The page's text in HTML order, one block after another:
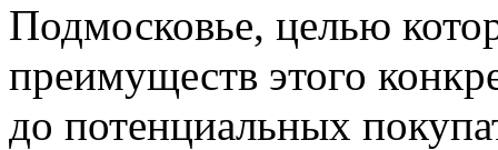
Подмосковье, целью
преимуществ этого
до потенциальных